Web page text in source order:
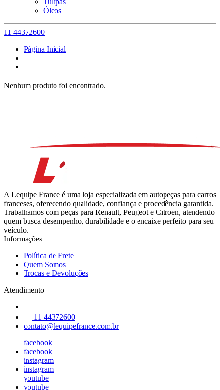
Tulipas
Óleos
11 44372600
Página Inicial
Nenhum produto foi encontrado.
A Lequipe France é uma loja especializada em autopeças para carros
franceses, oferecendo qualidade, confiança e procedência garantida.
Trabalhamos com peças para Renault, Peugeot e Citroën, atendendo
quem busca desempenho, durabilidade e o encaixe perfeito para seu
veículo.
Informações
Política de Frete
Quem Somos
Trocas e Devoluções
Atendimento
11 44372600
contato@lequipefrance.com.br
facebook
facebook
instagram
instagram
youtube
youtube